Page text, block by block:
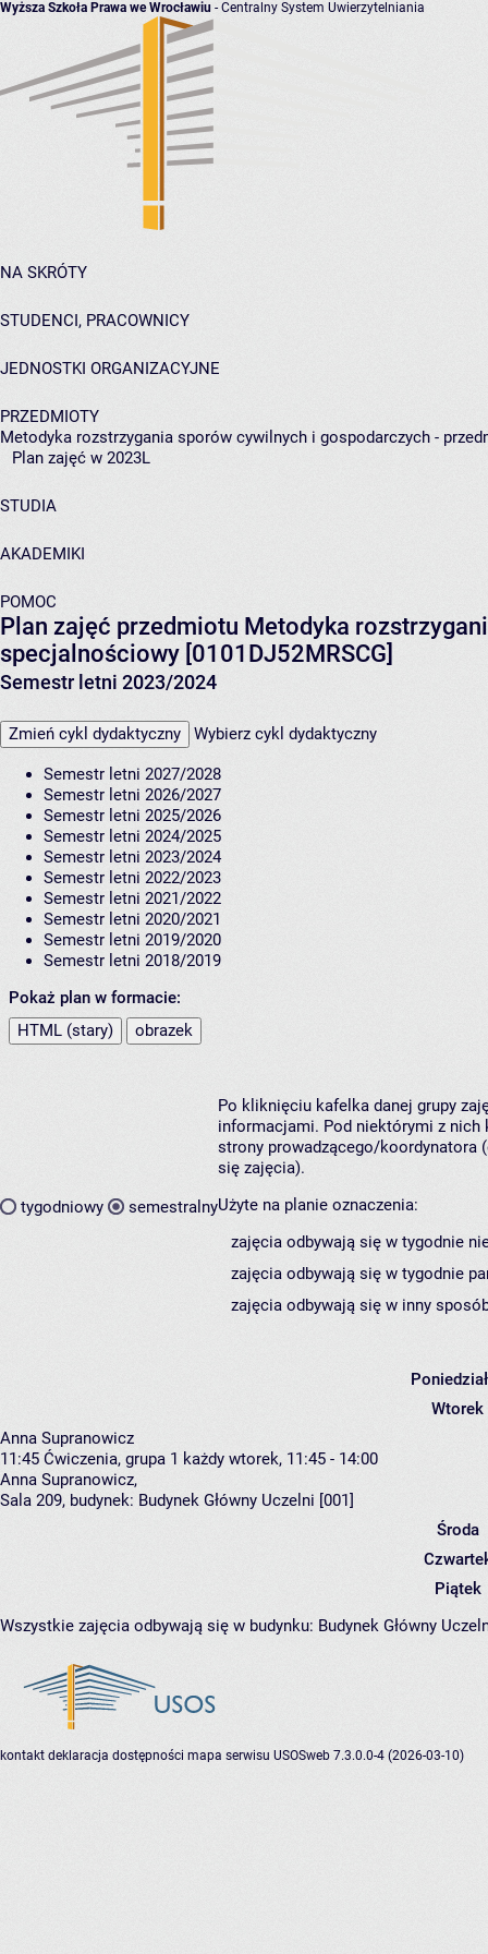
Wyższa Szkoła Prawa we Wrocławiu - Centralny System Uwierzytelniania
NA SKRÓTY
STUDENCI, PRACOWNICY
JEDNOSTKI ORGANIZACYJNE
PRZEDMIOTY
Metodyka rozstrzygania sporów cywilnych i gospodarczych -
Plan zajęć w 2023L
STUDIA
AKADEMIKI
POMOC
Plan zajęć przedmiotu Metodyka
specjalnościowy [0101DJ52MRSCG]
Semestr letni 2023/2024
Zmień cykl dydaktyczny Wybierz cykl dydaktyczny
Semestr letni 2027/2028
Semestr letni 2026/2027
Semestr letni 2025/2026
Semestr letni 2024/2025
Semestr letni 2023/2024
Semestr letni 2022/2023
Semestr letni 2021/2022
Semestr letni 2020/2021
Semestr letni 2019/2020
Semestr letni 2018/2019
Pokaż plan w formacie:
HTML (stary)
obrazek
tygodniowy semestralny
Po kliknięciu kafelka danej grupy
informacjami. Pod niektórymi z nich
strony prowadzącego/koordynatora
się zajęcia).
Użyte na planie oznaczenia:
zajęcia odbywają się w tygodnie
zajęcia odbywają się w tygodnie
zajęcia odbywają się w inny
Wtorek
Anna Supranowicz
11:45 Ćwiczenia, grupa 1 każdy wtorek, 11:45 - 14:00
Anna Supranowicz,
Sala 209, budynek: Budynek Główny Uczelni [001]
Środa
Piątek
Wszystkie zajęcia odbywają się w budynku: Budynek Główny
kontakt deklaracja dostępności mapa serwisu USOSweb 7.3.0.0-4 (2026-03-10)